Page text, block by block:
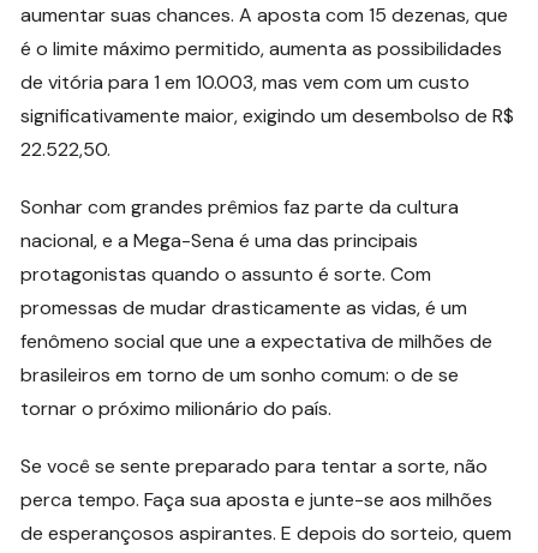
aumentar suas chances. A aposta com 15 dezenas, que
é o limite máximo permitido, aumenta as possibilidades
de vitória para 1 em 10.003, mas vem com um custo
significativamente maior, exigindo um desembolso de R$
22.522,50.
Sonhar com grandes prêmios faz parte da cultura
nacional, e a Mega-Sena é uma das principais
protagonistas quando o assunto é sorte. Com
promessas de mudar drasticamente as vidas, é um
fenômeno social que une a expectativa de milhões de
brasileiros em torno de um sonho comum: o de se
tornar o próximo milionário do país.
Se você se sente preparado para tentar a sorte, não
perca tempo. Faça sua aposta e junte-se aos milhões
de esperançosos aspirantes. E depois do sorteio, quem